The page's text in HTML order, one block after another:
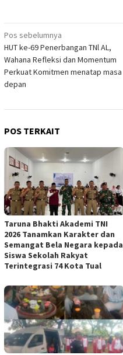
Navigasi
pos
Pos sebelumnya
HUT ke-69 Penerbangan TNl AL,
Wahana Refleksi dan Momentum
Perkuat Komitmen menatap masa
depan
POS TERKAIT
Taruna Bhakti Akademi TNI
2026 Tanamkan Karakter dan
Semangat Bela Negara kepada
Siswa Sekolah Rakyat
Terintegrasi 74 Kota Tual